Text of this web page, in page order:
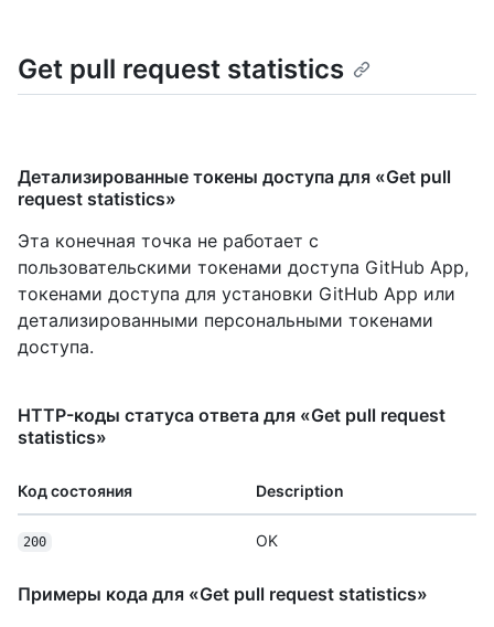
Get pull request statistics
Детализированные токены доступа для «Get pull
request statistics»
Эта конечная точка не работает с
пользовательскими токенами доступа GitHub App,
токенами доступа для установки GitHub App или
детализированными персональными токенами
доступа.
HTTP-коды статуса ответа для «Get pull request
statistics»
Код состояния Description
200 OK
Примеры кода для «Get pull request statistics»